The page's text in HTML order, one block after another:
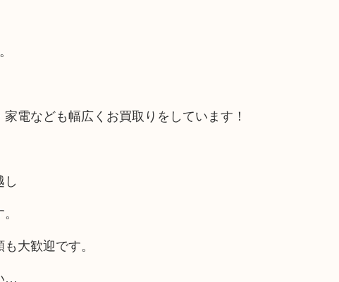
電なども幅広くお買取りをしています！
大歓迎です。
…